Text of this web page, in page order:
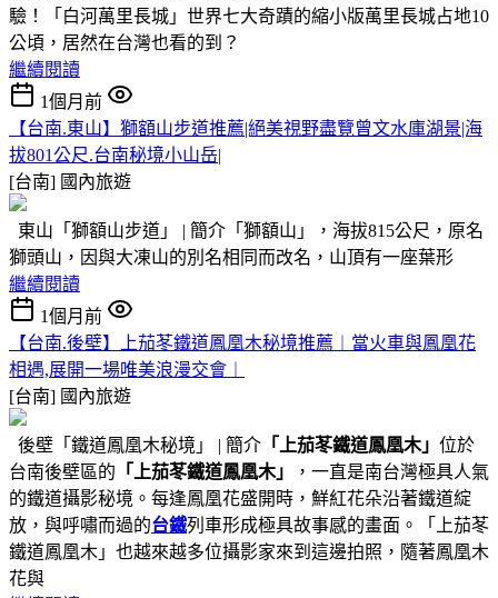
驗！「白河萬里長城」世界七大奇蹟的縮小版萬里長城占地10
公頃，居然在台灣也看的到？
繼續閱讀
1個月前
【台南.東山】獅額山步道推薦|絕美視野盡覽曾文水庫湖景|海
拔801公尺.台南秘境小山岳|
[台南] 國內旅遊
東山「獅額山步道」 | 簡介「獅額山」，海拔815公尺，原名
獅頭山，因與大凍山的別名相同而改名，山頂有一座葉形
繼續閱讀
1個月前
【台南.後壁】上茄苳鐵道鳳凰木秘境推薦︱當火車與鳳凰花
相遇,展開一場唯美浪漫交會︱
[台南] 國內旅遊
後壁「鐵道鳳凰木秘境」 | 簡介 「上茄苳鐵道鳳凰木」 位於
台南後壁區的 「上茄苳鐵道鳳凰木」
，一直是南台灣極具人氣
的鐵道攝影秘境。每逢鳳凰花盛開時，鮮紅花朵沿著鐵道綻
放，與呼嘯而過的台鐵列車形成極具故事感的畫面。「上茄苳
鐵道鳳凰木」也越來越多位攝影家來到這邊拍照，隨著鳳凰木
花與